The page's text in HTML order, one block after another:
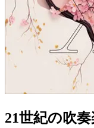
21世紀の吹